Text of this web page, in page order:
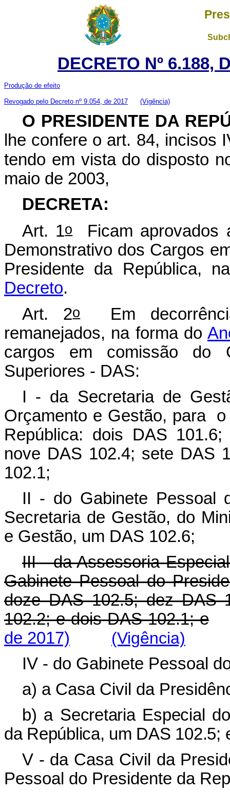
DECRETO Nº 6.188,
Produção de efeito
Revogado pelo Decreto nº 9.054, de 2017 (Vigência)
O PRESIDENTE DA
lhe confere o art. 84, incisos
tendo em vista do disposto
maio de 2003,
DECRETA:
Art. 1oFicam aprovados
Demonstrativo dos Cargos
Presidente da República,
Decreto.
Art. 2oEm
remanejados, na forma do
cargos em comissão do
Superiores - DAS:
I - da Secretaria de
Orçamento e Gestão, para
República: dois DAS
nove DAS 102.4; sete DAS
102.1;
II - do Gabinete Pessoal
Secretaria de Gestão, do
e Gestão, um DAS 102.6;
III - da Assessoria
Gabinete Pessoal do
doze DAS 102.5; dez DAS
102.2; e dois DAS 102.1; e
de 2017)
(Vigência)
IV - do Gabinete Pessoal
a) a Casa Civil da
b) a Secretaria Especial
da República, um DAS 102.5;
V - da Casa Civil da
Pessoal do Presidente da